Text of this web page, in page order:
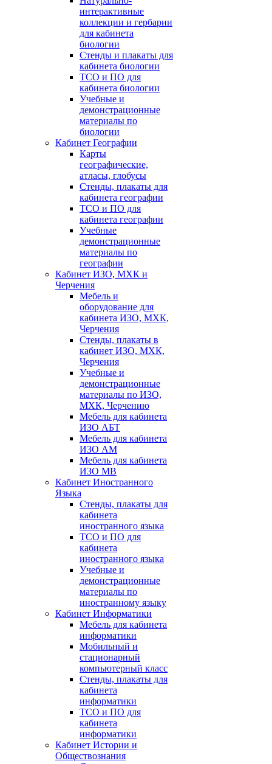
интерактивные
коллекции и гербарии
для кабинета
биологии
Стенды и плакаты для
кабинета биологии
ТСО и ПО для
кабинета биологии
Учебные и
демонстрационные
материалы по
биологии
Кабинет Географии
Карты
географические,
атласы, глобусы
Стенды, плакаты для
кабинета географии
ТСО и ПО для
кабинета географии
Учебные
демонстрационные
материалы по
географии
Кабинет ИЗО, МХК и
Черчения
Мебель и
оборудование для
кабинета ИЗО, МХК,
Черчения
Стенды, плакаты в
кабинет ИЗО, МХК,
Черчения
Учебные и
демонстрационные
материалы по ИЗО,
МХК, Черчению
Мебель для кабинета
ИЗО АБТ
Мебель для кабинета
ИЗО АМ
Мебель для кабинета
ИЗО МВ
Кабинет Иностранного
Языка
Стенды, плакаты для
кабинета
иностранного языка
ТСО и ПО для
кабинета
иностранного языка
Учебные и
демонстрационные
материалы по
иностранному языку
Кабинет Информатики
Мебель для кабинета
информатики
Мобильный и
стационарный
компьютерный класс
Стенды, плакаты для
кабинета
информатики
ТСО и ПО для
кабинета
информатики
Кабинет Истории и
Обществознания